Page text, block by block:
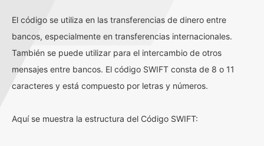
El código se utiliza en las transferencias de dinero entre
bancos, especialmente en transferencias internacionales.
También se puede utilizar para el intercambio de otros
mensajes entre bancos. El código SWIFT consta de 8 o 11
caracteres y está compuesto por letras y números.
Aquí se muestra la estructura del Código SWIFT: